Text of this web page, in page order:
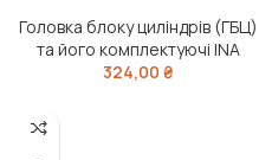
Ina)
Головка блоку циліндрів (ГБЦ)
та його комплектуючі INA
324,00 ₴